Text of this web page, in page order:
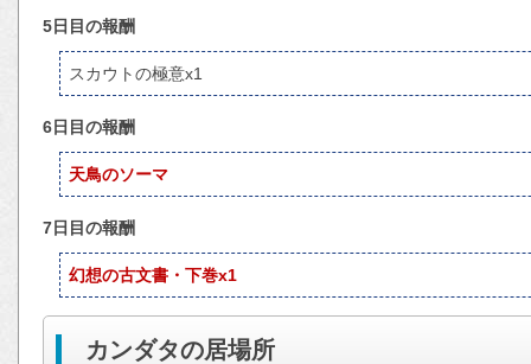
5日目の報酬
スカウトの極意x1
6日目の報酬
天鳥のソーマ
7日目の報酬
幻想の古文書・下巻x1
カンダタの居場所